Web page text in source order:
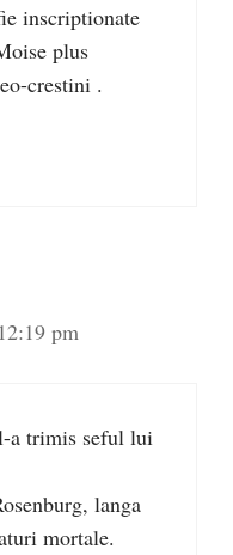
inscriptionate
plus
crestini .
pm
a trimis seful lui
langa
mortale.